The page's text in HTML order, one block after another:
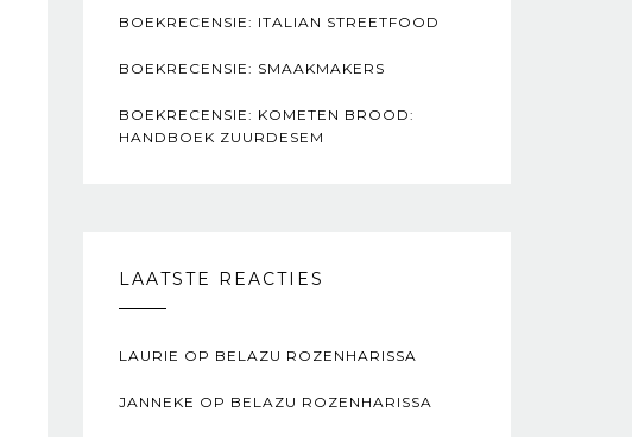
BOEKRECENSIE: ITALIAN STREETFOOD
BOEKRECENSIE: SMAAKMAKERS
BOEKRECENSIE: KOMETEN BROOD:
HANDBOEK ZUURDESEM
LAATSTE REACTIES
LAURIE OP BELAZU ROZENHARISSA
JANNEKE OP BELAZU ROZENHARISSA